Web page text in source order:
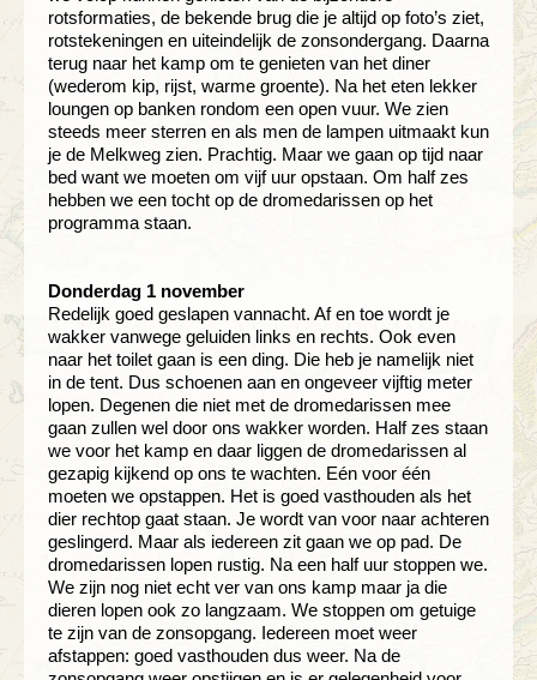
rotsformaties, de bekende brug die je altijd op foto’s ziet,
rotstekeningen en uiteindelijk de zonsondergang. Daarna
terug naar het kamp om te genieten van het diner
(wederom kip, rijst, warme groente). Na het eten lekker
loungen op banken rondom een open vuur. We zien
steeds meer sterren en als men de lampen uitmaakt kun
je de Melkweg zien. Prachtig. Maar we gaan op tijd naar
bed want we moeten om vijf uur opstaan. Om half zes
hebben we een tocht op de dromedarissen op het
programma staan.
Donderdag 1 november
Redelijk goed geslapen vannacht. Af en toe wordt je
wakker vanwege geluiden links en rechts. Ook even
naar het toilet gaan is een ding. Die heb je namelijk niet
in de tent. Dus schoenen aan en ongeveer vijftig meter
lopen. Degenen die niet met de dromedarissen mee
gaan zullen wel door ons wakker worden. Half zes staan
we voor het kamp en daar liggen de dromedarissen al
gezapig kijkend op ons te wachten. Eén voor één
moeten we opstappen. Het is goed vasthouden als het
dier rechtop gaat staan. Je wordt van voor naar achteren
geslingerd. Maar als iedereen zit gaan we op pad. De
dromedarissen lopen rustig. Na een half uur stoppen we.
We zijn nog niet echt ver van ons kamp maar ja die
dieren lopen ook zo langzaam. We stoppen om getuige
te zijn van de zonsopgang. Iedereen moet weer
afstappen: goed vasthouden dus weer. Na de